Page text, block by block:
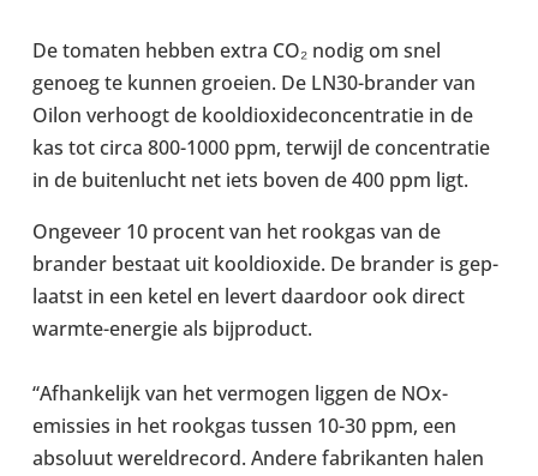
De tomaten hebben extra CO₂ nodig om snel
genoeg te kunnen groeien. De LN30-​brander van
Oilon ver­hoogt de kool­di­ox­i­de­con­cen­tratie in de
kas tot circa 800-1000 ppm, terwijl de con­cen­tratie
in de buiten­lucht net iets boven de 400 ppm ligt.
Ongeveer 10 procent van het rookgas van de
brander bestaat uit kool­di­ox­ide. De brander is gep­
laatst in een ketel en levert daar­door ook direct
warmte-​energie als bij­product.
“Afhankelijk van het ver­mo­gen liggen de NOx-​
emissies in het rookgas tussen 10-30 ppm, een
abso­luut wereldre­cord. Andere fab­rik­anten halen